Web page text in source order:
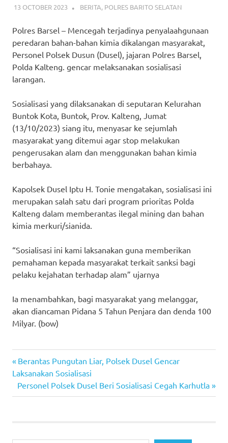
13 OCTOBER 2023 ADMIN_POLRESBARSEL
BERITA, POLRES BARITO SELATAN
Polres Barsel – Mencegah terjadinya penyalaahgunaan
peredaran bahan-bahan kimia dikalangan masyarakat,
Personel Polsek Dusun (Dusel), jajaran Polres Barsel,
Polda Kalteng. gencar melaksanakan sosialisasi
larangan.
Sosialisasi yang dilaksanakan di seputaran Kelurahan
Buntok Kota, Buntok, Prov. Kalteng, Jumat
(13/10/2023) siang itu, menyasar ke sejumlah
masyarakat yang ditemui agar stop melakukan
pengerusakan alam dan menggunakan bahan kimia
berbahaya.
Kapolsek Dusel Iptu H. Tonie mengatakan, sosialisasi ini
merupakan salah satu dari program prioritas Polda
Kalteng dalam memberantas ilegal mining dan bahan
kimia merkuri/sianida.
“Sosialisasi ini kami laksanakan guna memberikan
pemahaman kepada masyarakat terkait sanksi bagi
pelaku kejahatan terhadap alam” ujarnya
Ia menambahkan, bagi masyarakat yang melanggar,
akan diancaman Pidana 5 Tahun Penjara dan denda 100
Milyar. (bow)
Post
navigation
Previous
Post:
Berantas Pungutan Liar, Polsek Dusel Gencar
Laksanakan Sosialisasi
Next
Post:
Personel Polsek Dusel Beri Sosialisasi Cegah Karhutla